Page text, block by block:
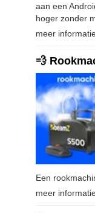
aan een
hoger zonder
meer
💨
Een
meer